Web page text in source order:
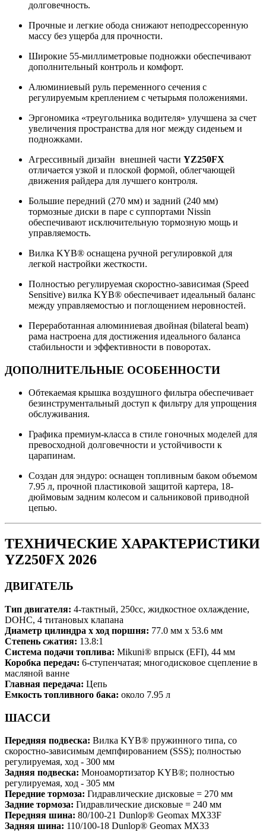
долговечность.
Прочные и легкие обода снижают неподрессоренную
массу без ущерба для прочности.
Широкие 55-миллиметровые подножки обеспечивают
дополнительный контроль и комфорт.
Алюминиевый руль переменного сечения с
регулируемым креплением с четырьмя положениями.
Эргономика «треугольника водителя» улучшена за счет
увеличения пространства для ног между сиденьем и
подножками.
Агрессивный дизайн внешней части YZ250FX
отличается узкой и плоской формой, облегчающей
движения райдера для лучшего контроля.
Большие передний (270 мм) и задний (240 мм)
тормозные диски в паре с суппортами Nissin
обеспечивают исключительную тормозную мощь и
управляемость.
Вилка KYB® оснащена ручной регулировкой для
легкой настройки жесткости.
Полностью регулируемая скоростно-зависимая (Speed
Sensitive) вилка KYB® обеспечивает идеальный баланс
между управляемостью и поглощением неровностей.
Переработанная алюминиевая двойная (bilateral beam)
рама настроена для достижения идеального баланса
стабильности и эффективности в поворотах.
ДОПОЛНИТЕЛЬНЫЕ ОСОБЕННОСТИ
Обтекаемая крышка воздушного фильтра обеспечивает
безинструментальный доступ к фильтру для упрощения
обслуживания.
Графика премиум-класса в стиле гоночных моделей для
превосходной долговечности и устойчивости к
царапинам.
Создан для эндуро: оснащен топливным баком объемом
7.95 л, прочной пластиковой защитой картера, 18-
дюймовым задним колесом и сальниковой приводной
цепью.
ТЕХНИЧЕСКИЕ ХАРАКТЕРИСТИКИ
YZ250FX 2026
ДВИГАТЕЛЬ
Тип двигателя: 4-тактный, 250cc, жидкостное охлаждение,
DOHC, 4 титановых клапана
Диаметр цилиндра х ход поршня: 77.0 мм x 53.6 мм
Степень сжатия: 13.8:1
Система подачи топлива: Mikuni® впрыск (EFI), 44 мм
Коробка передач: 6-ступенчатая; многодисковое сцепление в
масляной ванне
Главная передача: Цепь
Емкость топливного бака: около 7.95 л
ШАССИ
Передняя подвеска: Вилка KYB® пружинного типа, со
скоростно-зависимым демпфированием (SSS); полностью
регулируемая, ход - 300 мм
Задняя подвеска: Моноамортизатор KYB®; полностью
регулируемая, ход - 305 мм
Передние тормоза: Гидравлические дисковые = 270 мм
Задние тормоза: Гидравлические дисковые = 240 мм
Передняя шина: 80/100-21 Dunlop® Geomax MX33F
Задняя шина: 110/100-18 Dunlop® Geomax MX33